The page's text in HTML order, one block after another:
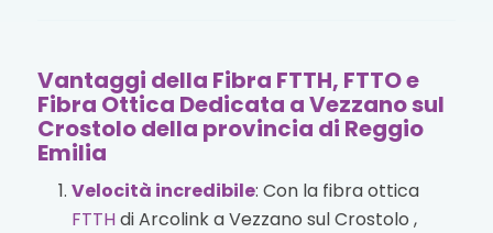
Vantaggi della Fibra FTTH, FTTO e
Fibra Ottica Dedicata a Vezzano sul
Crostolo della provincia di Reggio
Emilia
Velocità incredibile: Con la fibra ottica
FTTHdi Arcolink a Vezzano sul Crostolo ,